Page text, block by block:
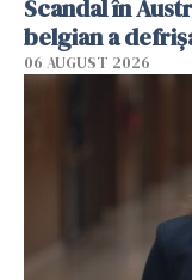
Scandal în
belgian a
06 AUGUST 2026